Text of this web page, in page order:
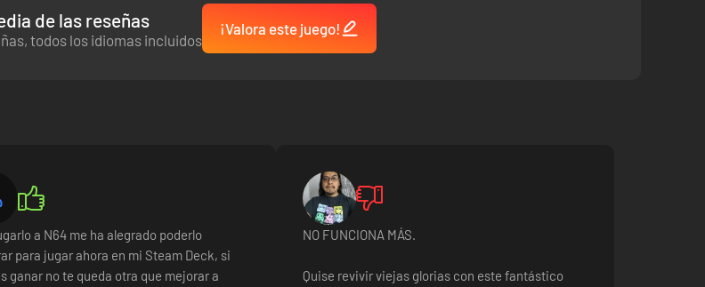
de las reseñas
todos los idiomas incluidos
¡Valora este juego!
a N64 me ha alegrado poderlo
para jugar ahora en mi Steam Deck, si
ganar no te queda otra que mejorar a
NO FUNCIONA MÁS.
Quise revivir viejas glorias con este fantástico